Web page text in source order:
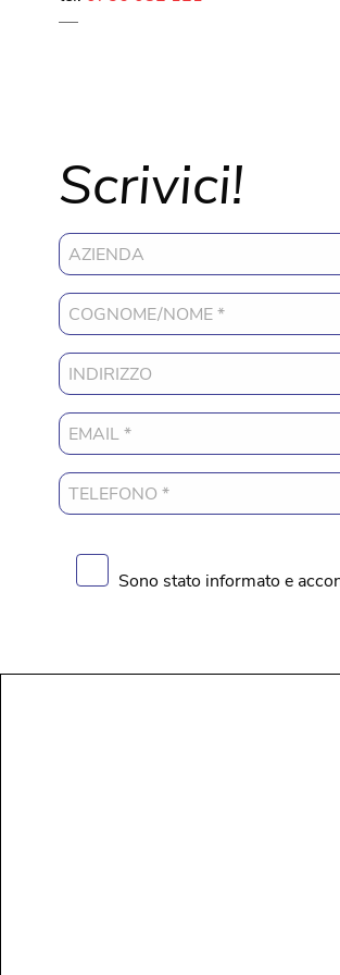
Scrivici!
Sono stato informato e